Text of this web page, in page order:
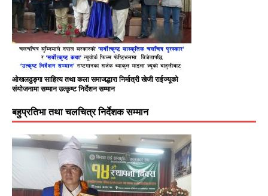
ओखलढुङ्गा साहित्य तथा कला समाजद्धारा निर्मात्री खेजी राईज्यूको
संयोजनामा सम्मान उत्कृष्ट निर्देशन सम्मान
बहुप्रतिभा तथा चलचित्र निर्देशक सम्मान